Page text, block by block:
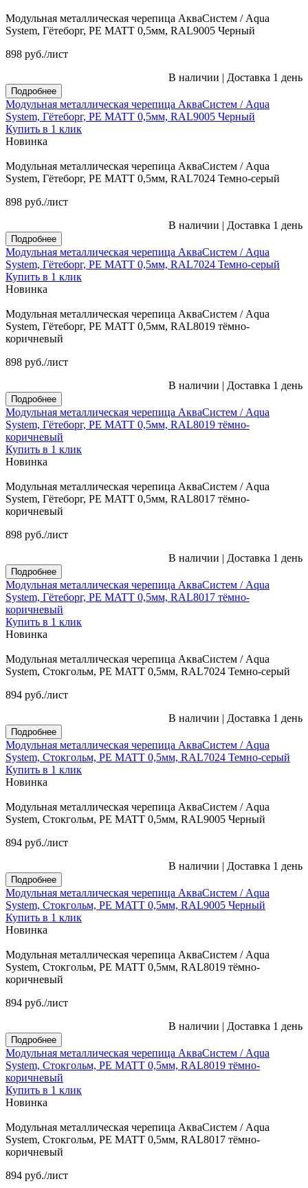
Модульная металлическая черепица АкваСистем / Aqua
System, Гётеборг, PE MATT 0,5мм, RAL9005 Черный
898 руб./лист
В наличии | Доставка 1 день
Подробнее
Модульная металлическая черепица АкваСистем / Aqua
System, Гётеборг, PE MATT 0,5мм, RAL9005 Черный
Купить в 1 клик
Новинка
Модульная металлическая черепица АкваСистем / Aqua
System, Гётеборг, PE MATT 0,5мм, RAL7024 Темно-серый
898 руб./лист
В наличии | Доставка 1 день
Подробнее
Модульная металлическая черепица АкваСистем / Aqua
System, Гётеборг, PE MATT 0,5мм, RAL7024 Темно-серый
Купить в 1 клик
Новинка
Модульная металлическая черепица АкваСистем / Aqua
System, Гётеборг, PE MATT 0,5мм, RAL8019 тёмно-
коричневый
898 руб./лист
В наличии | Доставка 1 день
Подробнее
Модульная металлическая черепица АкваСистем / Aqua
System, Гётеборг, PE MATT 0,5мм, RAL8019 тёмно-
коричневый
Купить в 1 клик
Новинка
Модульная металлическая черепица АкваСистем / Aqua
System, Гётеборг, PE MATT 0,5мм, RAL8017 тёмно-
коричневый
898 руб./лист
В наличии | Доставка 1 день
Подробнее
Модульная металлическая черепица АкваСистем / Aqua
System, Гётеборг, PE MATT 0,5мм, RAL8017 тёмно-
коричневый
Купить в 1 клик
Новинка
Модульная металлическая черепица АкваСистем / Aqua
System, Стокгольм, PE MATT 0,5мм, RAL7024 Темно-серый
894 руб./лист
В наличии | Доставка 1 день
Подробнее
Модульная металлическая черепица АкваСистем / Aqua
System, Стокгольм, PE MATT 0,5мм, RAL7024 Темно-серый
Купить в 1 клик
Новинка
Модульная металлическая черепица АкваСистем / Aqua
System, Стокгольм, PE MATT 0,5мм, RAL9005 Черный
894 руб./лист
В наличии | Доставка 1 день
Подробнее
Модульная металлическая черепица АкваСистем / Aqua
System, Стокгольм, PE MATT 0,5мм, RAL9005 Черный
Купить в 1 клик
Новинка
Модульная металлическая черепица АкваСистем / Aqua
System, Стокгольм, PE MATT 0,5мм, RAL8019 тёмно-
коричневый
894 руб./лист
В наличии | Доставка 1 день
Подробнее
Модульная металлическая черепица АкваСистем / Aqua
System, Стокгольм, PE MATT 0,5мм, RAL8019 тёмно-
коричневый
Купить в 1 клик
Новинка
Модульная металлическая черепица АкваСистем / Aqua
System, Стокгольм, PE MATT 0,5мм, RAL8017 тёмно-
коричневый
894 руб./лист